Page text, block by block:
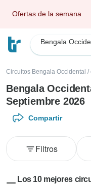
Ofertas de la semana
Circuitos Bengala Occidental /
Bengala
Septiembre 2026
Compartir
Filtros
Los 10 mejores